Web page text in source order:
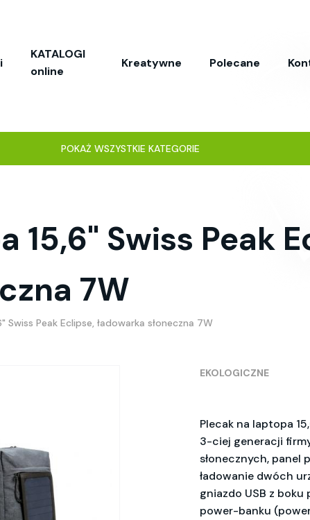
KATALOGI
online
Kreatywne Polecane
POKAŻ WSZYSTKIE KATEGORIE
15,6" Swiss Peak
7W
Swiss Peak Eclipse, ładowarka słoneczna 7W
EKOLOGICZNE
Plecak na laptopa
3-ciej generacji
słonecznych, panel
ładowanie dwóch
gniazdo USB z
power-banku